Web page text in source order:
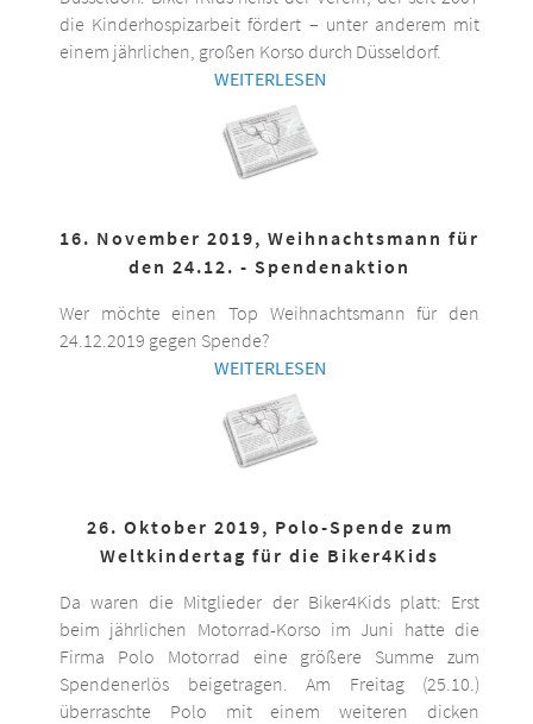
die Kinderhospizarbeit fördert – unter anderem mit
einem jährlichen, großen Korso durch Düsseldorf.
WEITERLESEN
16. November 2019, Weihnachtsmann für
den 24.12. - Spendenaktion
Wer möchte einen Top Weihnachtsmann für den
24.12.2019 gegen Spende?
WEITERLESEN
26. Oktober 2019, Polo-Spende zum
Weltkindertag für die Biker4Kids
Da waren die Mitglieder der Biker4Kids platt: Erst
beim jährlichen Motorrad-Korso im Juni hatte die
Firma Polo Motorrad eine größere Summe zum
Spendenerlös beigetragen. Am Freitag (25.10.)
überraschte Polo mit einem weiteren dicken